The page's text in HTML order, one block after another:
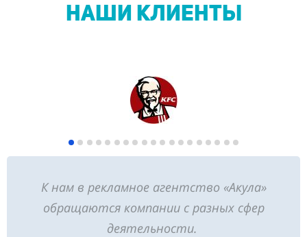
НАШИ КЛИЕНТЫ
К нам в рекламное агентство «Акула»
обращаются компании с разных сфер
деятельности.